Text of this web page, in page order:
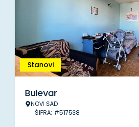
Stanovi
Bulevar
NOVI SAD
ŠIFRA: #517538